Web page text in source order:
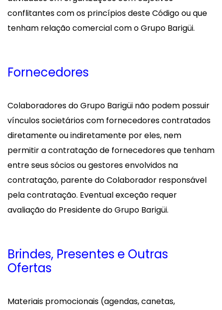
conflitantes com os princípios deste Código ou que
tenham relação comercial com o Grupo Barigüi.
Fornecedores
Colaboradores do Grupo Barigüi não podem possuir
vínculos societários com fornecedores contratados
diretamente ou indiretamente por eles, nem
permitir a contratação de fornecedores que tenham
entre seus sócios ou gestores envolvidos na
contratação, parente do Colaborador responsável
pela contratação. Eventual exceção requer
avaliação do Presidente do Grupo Barigüi.
Brindes, Presentes e Outras
Ofertas
Materiais promocionais (agendas, canetas,